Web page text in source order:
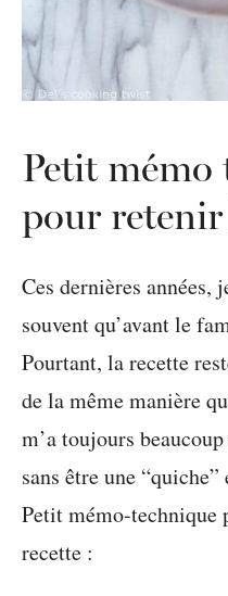
Petit mémo
pour
Ces dernières années,
souvent qu’avant le
Pourtant, la recette
de la même manière
m’a toujours
sans être une
Petit mémo-technique
recette :